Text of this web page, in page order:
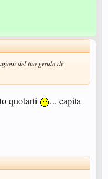
del tuo grado di
quotarti
... capita